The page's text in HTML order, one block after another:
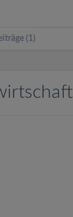
(1)